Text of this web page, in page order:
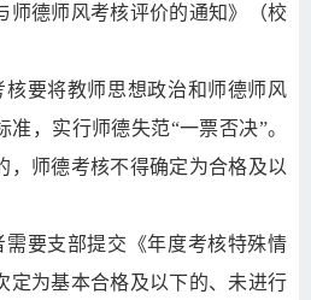
师德师风考核评价的通知》（校
核要将教师思想政治和师德师风
，实行师德失范“一票否决”。
，师德考核不得确定为合格及以
需要支部提交《年度考核特殊情
定为基本合格及以下的、未进行